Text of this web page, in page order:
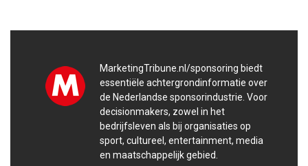
MarketingTribune.nl/sponsoring biedt
essentiële achtergrondinformatie over
de Nederlandse sponsorindustrie. Voor
decisionmakers, zowel in het
bedrijfsleven als bij organisaties op
sport, cultureel, entertainment, media
en maatschappelijk gebied.